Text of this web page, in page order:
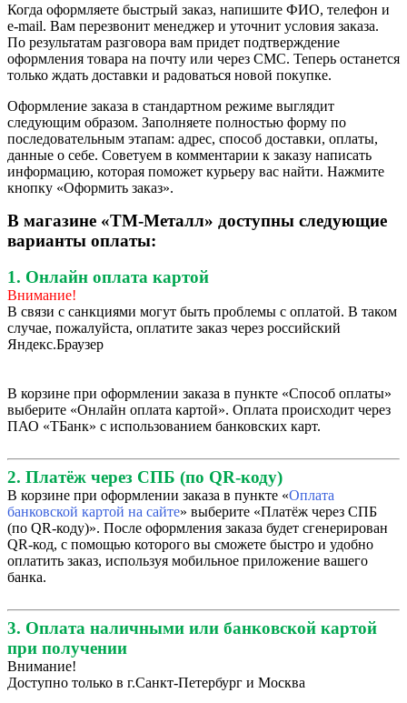
Когда оформляете быстрый заказ, напишите ФИО, телефон и
e-mail. Вам перезвонит менеджер и уточнит условия заказа.
По результатам разговора вам придет подтверждение
оформления товара на почту или через СМС. Теперь останется
только ждать доставки и радоваться новой покупке.
Оформление заказа в стандартном режиме выглядит
следующим образом. Заполняете полностью форму по
последовательным этапам: адрес, способ доставки, оплаты,
данные о себе. Советуем в комментарии к заказу написать
информацию, которая поможет курьеру вас найти. Нажмите
кнопку «Оформить заказ».
В магазине «ТМ-Металл» доступны следующие
варианты оплаты:
1. Онлайн оплата картой
Внимание!
В связи с санкциями могут быть проблемы с оплатой. В таком
случае, пожалуйста, оплатите заказ через российский
Яндекс.Браузер
В корзине при оформлении заказа в пункте «Способ оплаты»
выберите «Онлайн оплата картой». Оплата происходит через
ПАО «ТБанк» с использованием банковских карт.
2. Платёж через СПБ (по QR-коду)
В корзине при оформлении заказа в пункте «Оплата
банковской картой на сайте» выберите «Платёж через СПБ
(по QR-коду)». После оформления заказа будет сгенерирован
QR-код, с помощью которого вы сможете быстро и удобно
оплатить заказ, используя мобильное приложение вашего
банка.
3. Оплата наличными или банковской картой
при получении
Внимание!
Доступно только в г.Санкт-Петербург и Москва